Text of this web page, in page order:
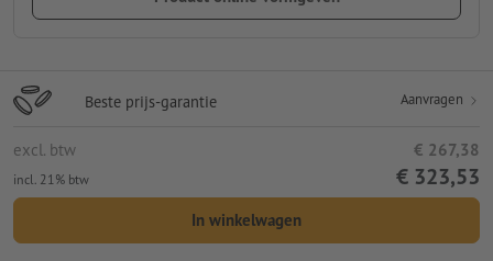
Beste prijs-garantie Aanvragen
excl. btw € 267,38
incl. 21% btw € 323,53
In winkelwagen